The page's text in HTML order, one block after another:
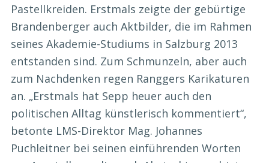
Pastellkreiden. Erstmals zeigte der gebürtige
Brandenberger auch Aktbilder, die im Rahmen
seines Akademie-Studiums in Salzburg 2013
entstanden sind. Zum Schmunzeln, aber auch
zum Nachdenken regen Ranggers Karikaturen
an. „Erstmals hat Sepp heuer auch den
politischen Alltag künstlerisch kommentiert“,
betonte LMS-Direktor Mag. Johannes
Puchleitner bei seinen einführenden Worten